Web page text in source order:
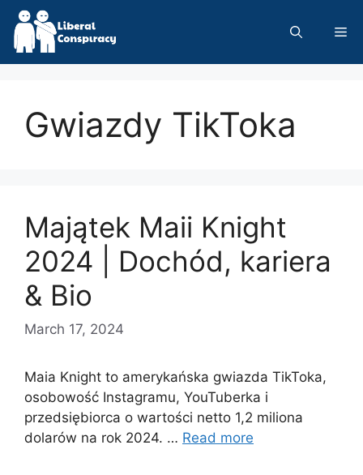
Skip
content
Gwiazdy TikToka
Majątek Maii Knight
2024 | Dochód, kariera
& Bio
March 17, 2024
Maia Knight to amerykańska gwiazda TikToka,
osobowość Instagramu, YouTuberka i
przedsiębiorca o wartości netto 1,2 miliona
dolarów na rok 2024. … Read more